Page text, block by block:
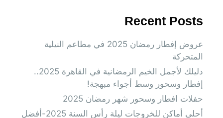
Recent Posts
عروض إفطار رمضان 2025 في مطاعم النيلية
المتحركة
دليلك لأجمل الخيم الرمضانية في القاهرة 2025..
إفطار وسحور وسط أجواء مبهجة!
حفلات افطار وسحور شهر رمضان 2025
أحلى أماكن للخروجات ليلة رأس السنة 2025-أفضل